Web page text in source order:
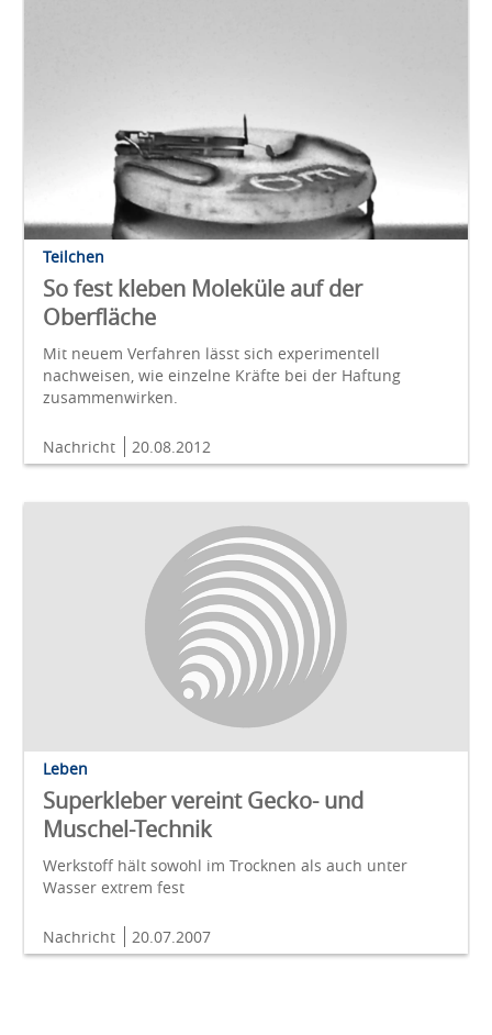
Teilchen
So fest kleben Moleküle auf der
Oberfläche
Mit neuem Verfahren lässt sich experimentell
nachweisen, wie einzelne Kräfte bei der Haftung
zusammenwirken.
Nachricht 20.08.2012
Leben
Superkleber vereint Gecko- und
Muschel-Technik
Werkstoff hält sowohl im Trocknen als auch unter
Wasser extrem fest
Nachricht 20.07.2007